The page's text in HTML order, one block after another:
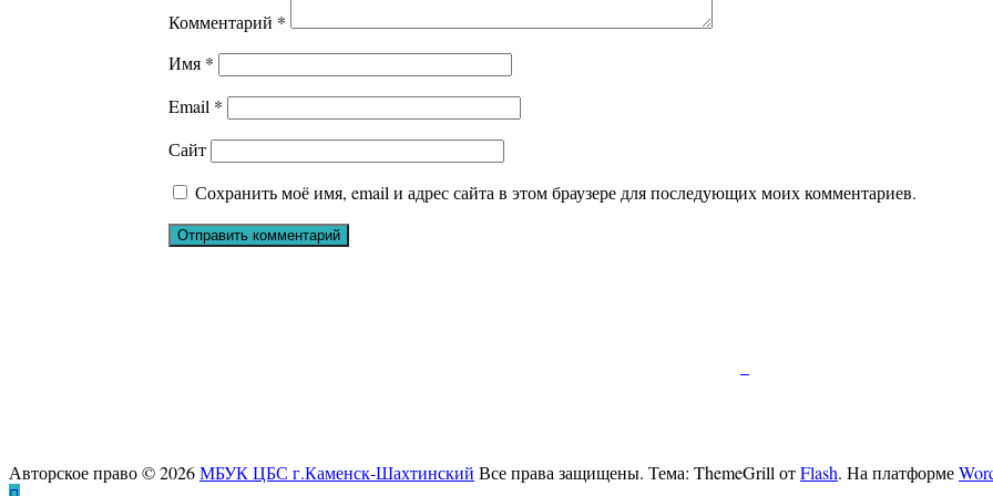
Комментарий *
Имя *
Email *
Сайт
Сохранить моё имя, email и адрес сайта в этом браузере для последующих моих комментариев.
Авторское право © 2026МБУК ЦБС г.Каменск-Шахтинский Все права защищены. Тема: ThemeGrill отFlash. На платформе